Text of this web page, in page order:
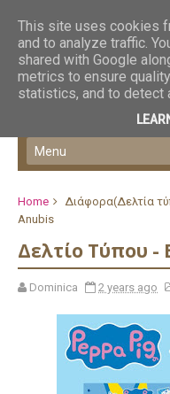
Home Διάφορα(Δελτία
Anubis
Δελτίο Τύπου -
Dominica 2 years ago
This site uses cookies
and to analyze traffic.
shared with Google
metrics to ensure
statistics, and to detect